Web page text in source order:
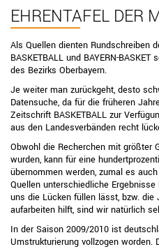
EHRENTAFEL DER
Als Quellen dienten Rundschreiben
BASKETBALL und BAYERN-BASKET
des Bezirks Oberbayern.
Je weiter man zurückgeht, desto
Datensuche, da für die früheren
Zeitschrift BASKETBALL zur
aus den Landesverbänden recht
Obwohl die Recherchen mit größter
wurden, kann für eine
übernommen werden, zumal es
Quellen unterschiedliche
uns die Lücken füllen lässt, bzw. die
aufarbeiten hilft, sind wir natürlich
In der Saison 2009/2010 ist
Umstrukturierung vollzogen
Sport
Jugendausschuss
Aktuelles aus dem
Ausschreibung Jugend
Meisterschaften
Ehrentafel der Meister
Mann-Mann-Verteidigung
BBV-Camps